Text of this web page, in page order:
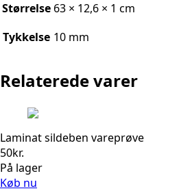
Størrelse 63 × 12,6 × 1 cm
Tykkelse 10 mm
Relaterede varer
Laminat sildeben vareprøve
50kr.
På lager
Køb nu